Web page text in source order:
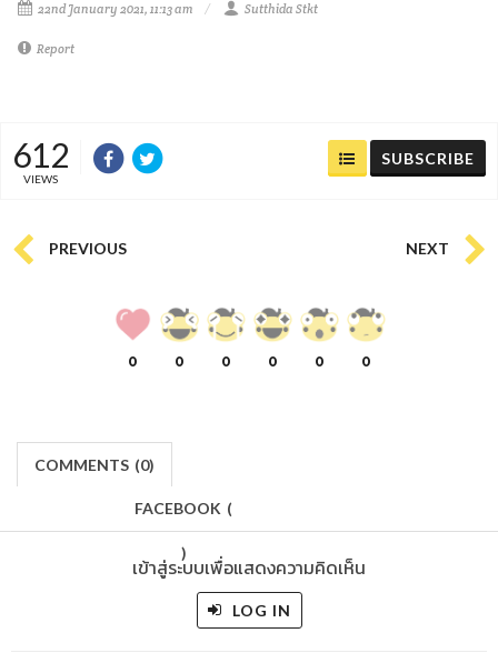
22nd January 2021, 11:13 am Sutthida Stkt
Report
612
VIEWS
SUBSCRIBE
PREVIOUS NEXT
0 0 0 0 0 0
COMMENTS (0)
FACEBOOK (
)
เข้าสู่ระบบเพื่อแสดงความคิดเห็น
LOG IN